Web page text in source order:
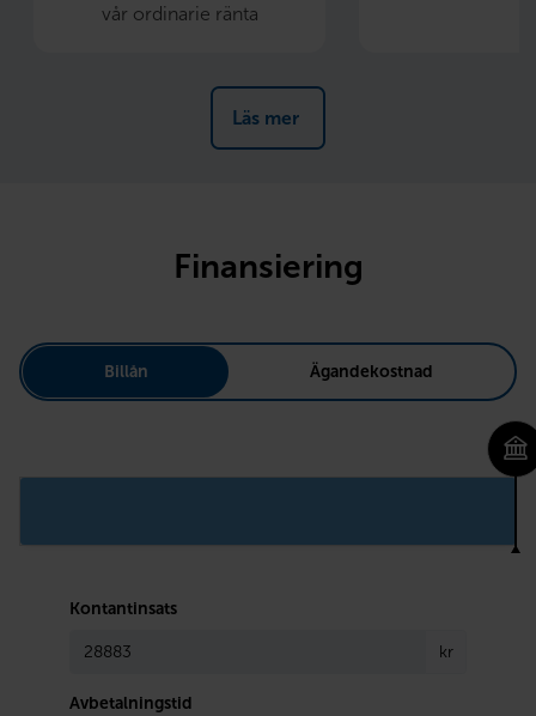
vår ordinarie ränta
Läs mer
Finansiering
Billån Ägandekostnad
Kontantinsats
kr
Avbetalningstid